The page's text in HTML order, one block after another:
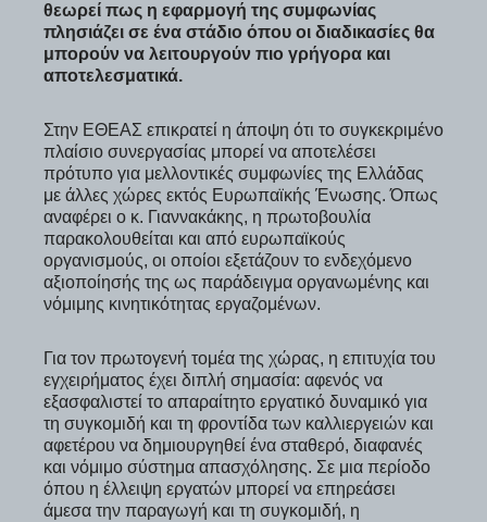
θεωρεί πως η εφαρμογή της συμφωνίας
πλησιάζει σε ένα στάδιο όπου οι διαδικασίες θα
μπορούν να λειτουργούν πιο γρήγορα και
αποτελεσματικά.
Στην ΕΘΕΑΣ επικρατεί η άποψη ότι το συγκεκριμένο
πλαίσιο συνεργασίας μπορεί να αποτελέσει
πρότυπο για μελλοντικές συμφωνίες της Ελλάδας
με άλλες χώρες εκτός Ευρωπαϊκής Ένωσης. Όπως
αναφέρει ο κ. Γιαννακάκης, η πρωτοβουλία
παρακολουθείται και από ευρωπαϊκούς
οργανισμούς, οι οποίοι εξετάζουν το ενδεχόμενο
αξιοποίησής της ως παράδειγμα οργανωμένης και
νόμιμης κινητικότητας εργαζομένων.
Για τον πρωτογενή τομέα της χώρας, η επιτυχία του
εγχειρήματος έχει διπλή σημασία: αφενός να
εξασφαλιστεί το απαραίτητο εργατικό δυναμικό για
τη συγκομιδή και τη φροντίδα των καλλιεργειών και
αφετέρου να δημιουργηθεί ένα σταθερό, διαφανές
και νόμιμο σύστημα απασχόλησης. Σε μια περίοδο
όπου η έλλειψη εργατών μπορεί να επηρεάσει
άμεσα την παραγωγή και τη συγκομιδή, η